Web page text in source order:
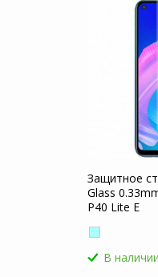
Защитное
Glass
P40 Lite E
В наличии